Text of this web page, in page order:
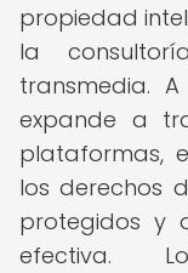
propiedad
la
transmedia.
expande a
plataformas,
los derechos
protegidos y
efectiva.